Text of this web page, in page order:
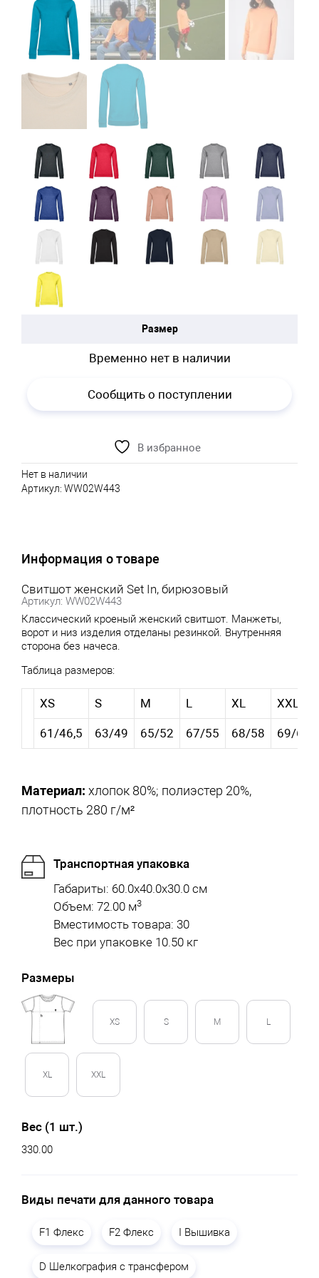
Размер
Временно нет в наличии
Сообщить о поступлении
В избранное
Нет в наличии
Артикул: WW02W443
Информация о товаре
Свитшот женский Set In, бирюзовый
Артикул: WW02W443
Классический кроеный женский свитшот. Манжеты,
ворот и низ изделия отделаны резинкой. Внутренняя
сторона без начеса.
Таблица размеров:
XS S M L XL XXL
61/46,5 63/49 65/52 67/55 68/58 69/61,5
Материал: хлопок 80%; полиэстер 20%,
плотность 280 г/м²
Транспортная упаковка
Габариты: 60.0x40.0x30.0 см
Объем: 72.00 м3
Вместимость товара: 30
Вес при упаковке 10.50 кг
Размеры
XS S M L
XL XXL
Вес (1 шт.)
330.00
Виды печати для данного товара
F1 Флекс F2 Флекс I Вышивка
D Шелкография с трансфером